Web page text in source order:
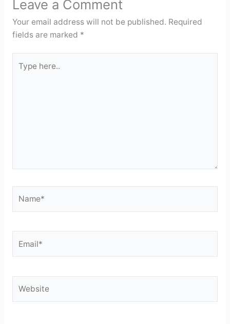
o
o
k
m p
p
n
dl
Leave a Comment
Your email address will not be published. Required
fields are marked *
here..